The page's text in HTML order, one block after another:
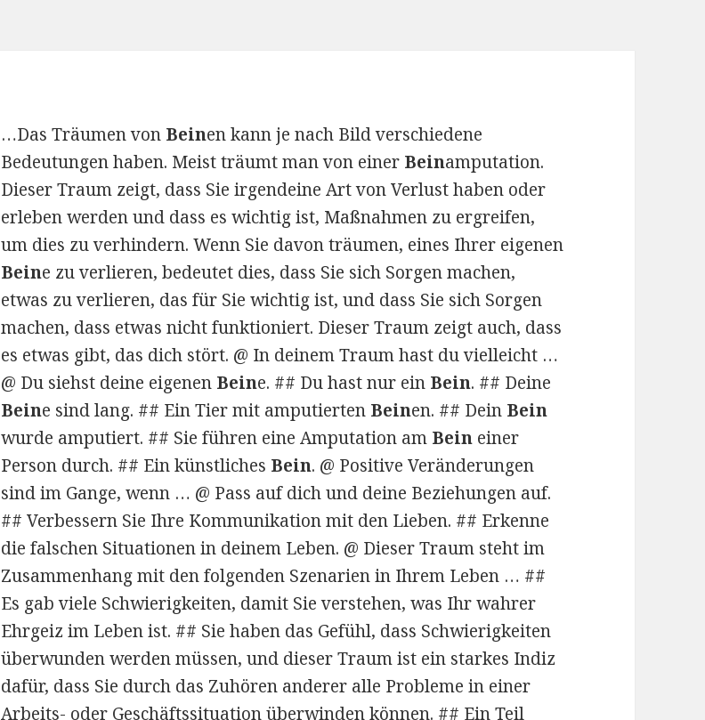
…Das Träumen von Beinen kann je nach Bild verschiedene
Bedeutungen haben. Meist träumt man von einer Beinamputation.
Dieser Traum zeigt, dass Sie irgendeine Art von Verlust haben oder
erleben werden und dass es wichtig ist, Maßnahmen zu ergreifen,
um dies zu verhindern. Wenn Sie davon träumen, eines Ihrer eigenen
Beine zu verlieren, bedeutet dies, dass Sie sich Sorgen machen,
etwas zu verlieren, das für Sie wichtig ist, und dass Sie sich Sorgen
machen, dass etwas nicht funktioniert. Dieser Traum zeigt auch, dass
es etwas gibt, das dich stört. @ In deinem Traum hast du vielleicht …
@ Du siehst deine eigenen Beine. ## Du hast nur ein Bein. ## Deine
Beine sind lang. ## Ein Tier mit amputierten Beinen. ## Dein Bein
wurde amputiert. ## Sie führen eine Amputation am Bein einer
Person durch. ## Ein künstliches Bein. @ Positive Veränderungen
sind im Gange, wenn … @ Pass auf dich und deine Beziehungen auf.
## Verbessern Sie Ihre Kommunikation mit den Lieben. ## Erkenne
die falschen Situationen in deinem Leben. @ Dieser Traum steht im
Zusammenhang mit den folgenden Szenarien in Ihrem Leben … ##
Es gab viele Schwierigkeiten, damit Sie verstehen, was Ihr wahrer
Ehrgeiz im Leben ist. ## Sie haben das Gefühl, dass Schwierigkeiten
überwunden werden müssen, und dieser Traum ist ein starkes Indiz
dafür, dass Sie durch das Zuhören anderer alle Probleme in einer
Arbeits- oder Geschäftssituation überwinden können. ## Ein Teil